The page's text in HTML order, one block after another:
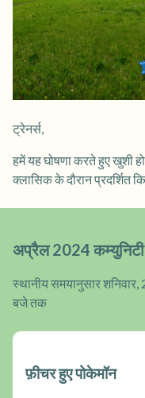
ट्रेनर्स,
हमें यह घोषणा करते हुए खुशी
क्लासिक के दौरान प्रदर्शित
अप्रैल 2024
स्थानीय समयानुसार
बजे तक
फ़ीचर हुए पोकेमॉन